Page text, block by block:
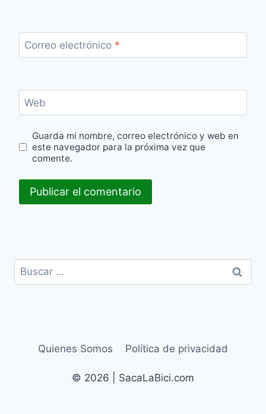
Correo electrónico *
Web
Guarda mi nombre, correo electrónico y web en
este navegador para la próxima vez que
comente.
Buscar:
Quienes Somos Política de privacidad
© 2026 | SacaLaBici.com